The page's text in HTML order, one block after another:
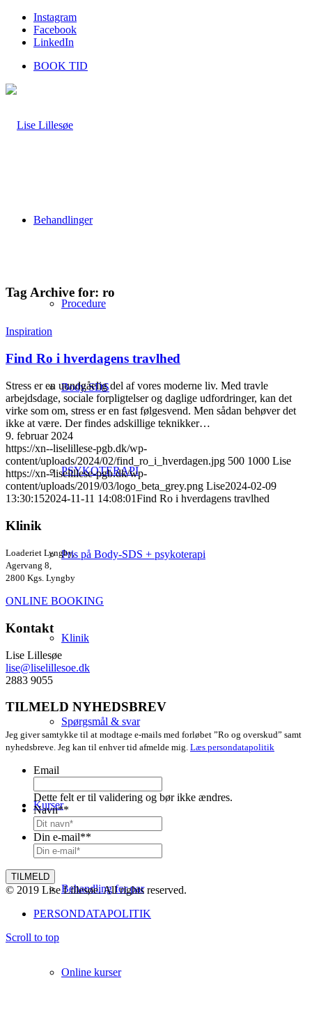
Instagram
Facebook
LinkedIn
BOOK TID
Behandlinger
Procedure
Body SDS
PSYKOTERAPI
Pris på Body-SDS + psykoterapi
Klinik
Spørgsmål & svar
Kurser
Behandling for par
Online kurser
Tag Archive for: ro
Inspiration
Find Ro i hverdagens travlhed
Stress er en uundgåelig del af vores moderne liv. Med travle
arbejdsdage, sociale forpligtelser og daglige udfordringer, kan det
virke som om, stress er en fast følgesvend. Men sådan behøver det
ikke at være. Der findes adskillige teknikker…
9. februar 2024
https://xn--liselillese-pgb.dk/wp-
content/uploads/2024/02/find_ro_i_hverdagen.jpg 500 1000 Lise
https://xn--liselillese-pgb.dk/wp-
content/uploads/2019/03/logo_beta_grey.png Lise2024-02-09
13:30:152024-11-11 14:08:01Find Ro i hverdagens travlhed
Klinik
Loaderiet Lyngby,
Agervang 8,
2800 Kgs. Lyngby
ONLINE BOOKING
Kontakt
Lise Lillesøe
lise@liselillesoe.dk
2883 9055
TILMELD NYHEDSBREV
Jeg giver samtykke til at modtage e-mails med forløbet ”Ro og overskud” samt
nyhedsbreve. Jeg kan til enhver tid afmelde mig. Læs persondatapolitik
Email
Dette felt er til validering og bør ikke ændres.
Navn**
Din e-mail**
© 2019 Lise Lillesøe. All rights reserved.
PERSONDATAPOLITIK
Scroll to top